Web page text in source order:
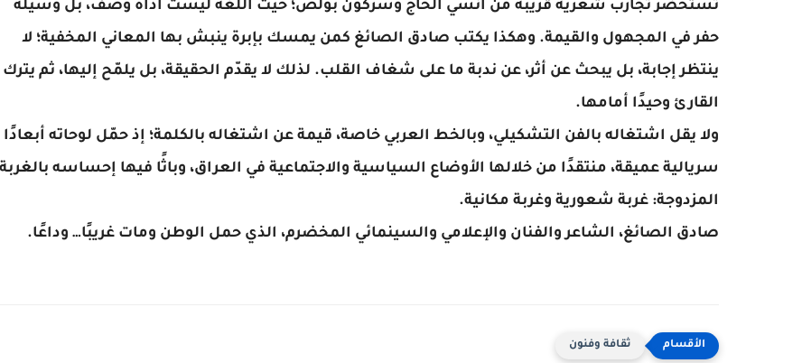
القارئ وحيدًا أمامها.
المزدوجة: غربة شعورية وغربة مكانية.
صادق الصائغ، الشاعر والفنان والإعلامي والسينمائي المخضرم، الذي حمل الوطن ومات غريبًا… وداعًا.
ثقافة وفنون